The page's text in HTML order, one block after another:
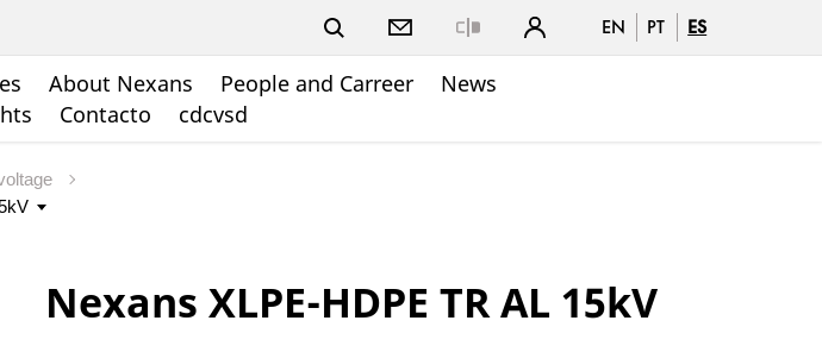
EN PT ES
About Nexans People and Carreer
News
Contacto cdcvsd
Nexans XLPE-HDPE TR AL 15kV